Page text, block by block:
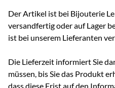
Der Artikel ist bei Bijouterie
versandfertig oder auf Lager
ist bei unserem Lieferanten
Die Lieferzeit informiert Sie
müssen, bis Sie das Produkt
dass diese Frist auf den